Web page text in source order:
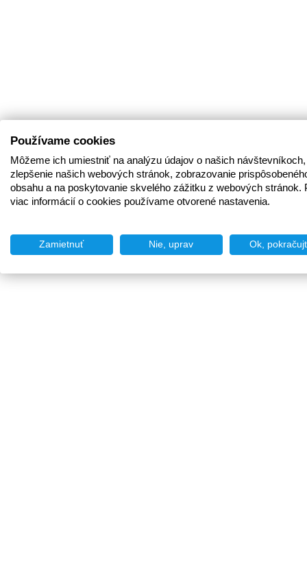
Používame cookies
Môžeme ich umiestniť na analýzu údajov o našich
zlepšenie našich webových stránok, zobrazovanie
obsahu a na poskytovanie skvelého zážitku z webových stránok.
viac informácií o cookies používame otvorené nastavenia.
Zamietnuť Nie, uprav Ok,